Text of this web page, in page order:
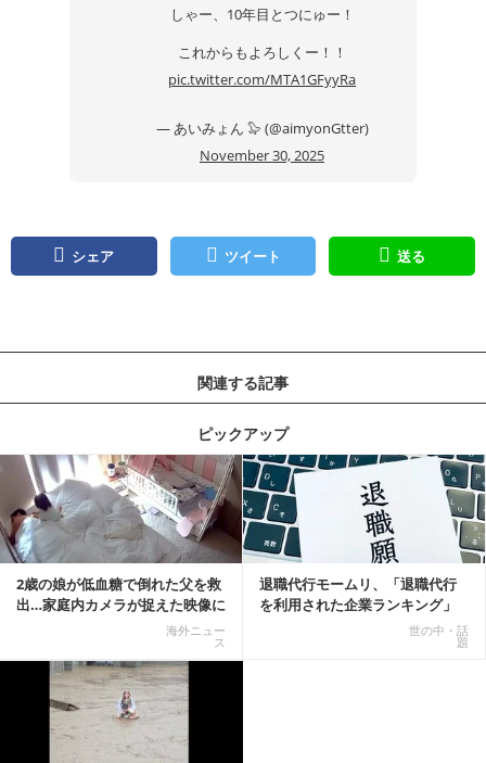
しゃー、10年目とつにゅー！
これからもよろしくー！！
pic.twitter.com/MTA1GFyyRa
— あいみょん 🦭 (@aimyonGtter)
November 30, 2025
シェア ツイート 送る
関連する記事
ピックアップ
2歳の娘が低血糖で倒れた父を救
出…家庭内カメラが捉えた映像に
海外ニュー
ス
退職代行モームリ、「退職代行
を利用された企業ランキング」
世の中・話
題
記事を読む